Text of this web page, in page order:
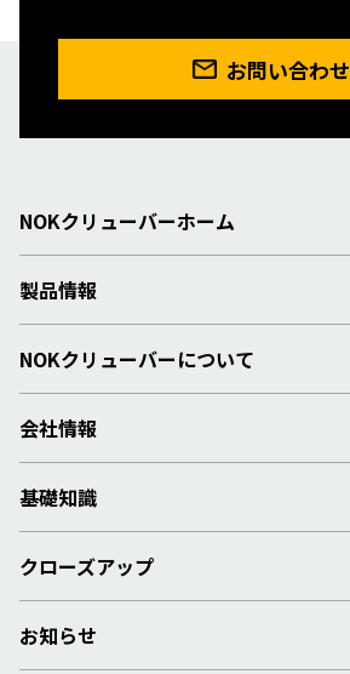
お問い合わせ
NOKクリューバーホーム
製品情報
NOKクリューバーについて
会社情報
基礎知識
クローズアップ
お知らせ